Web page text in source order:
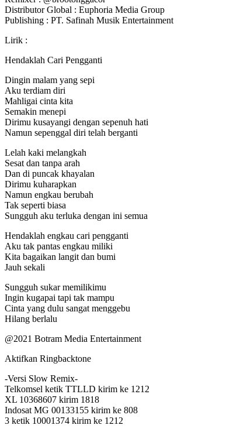
Distributor Global : Euphoria Media Group
Publishing : PT. Safinah Musik Entertainment
Lirik :
Hendaklah Cari Pengganti
Dingin malam yang sepi
Aku terdiam diri
Mahligai cinta kita
Semakin menepi
Dirimu kusayangi dengan sepenuh hati
Namun sepenggal diri telah berganti
Lelah kaki melangkah
Sesat dan tanpa arah
Dan di puncak khayalan
Dirimu kuharapkan
Namun engkau berubah
Tak seperti biasa
Sungguh aku terluka dengan ini semua
Hendaklah engkau cari pengganti
Aku tak pantas engkau miliki
Kita bagaikan langit dan bumi
Jauh sekali
Sungguh sukar memilikimu
Ingin kugapai tapi tak mampu
Cinta yang dulu sangat menggebu
Hilang berlalu
@2021 Botram Media Entertainment
Aktifkan Ringbacktone
-Versi Slow Remix-
Telkomsel ketik TTLLD kirim ke 1212
XL 10368607 kirim 1818
Indosat MG 00133155 kirim ke 808
3 ketik 10001374 kirim ke 1212